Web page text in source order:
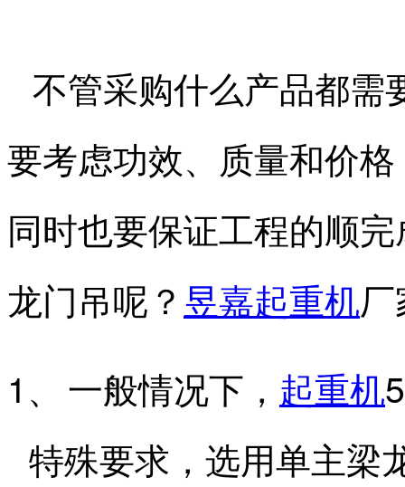
不管采购什么产品都需
要考虑功效、质量和价
同时也要保证工程的顺
龙门吊呢？ 昱嘉起重机
1、 一般情况下， 起重机
特殊要求，选用单主梁